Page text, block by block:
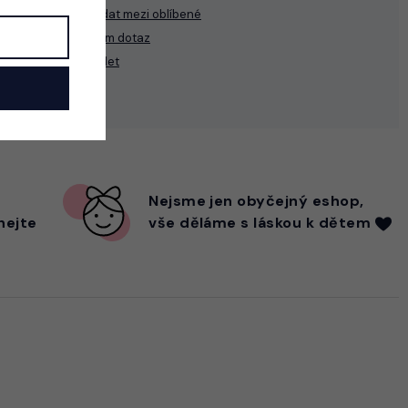
Přidat mezi oblíbené
Mám dotaz
Sdílet
Nejsme jen obyčejný eshop,
vše děláme s láskou k dětem